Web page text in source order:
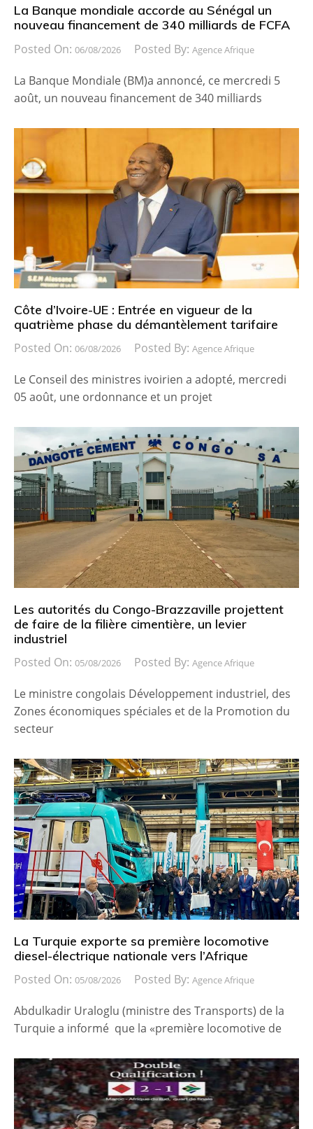
La Banque mondiale accorde au Sénégal un
nouveau financement de 340 milliards de FCFA
Posted On: 06/08/2026 Posted By: Agence Afrique
La Banque Mondiale (BM)a annoncé, ce mercredi 5
août, un nouveau financement de 340 milliards
Côte d’Ivoire-UE : Entrée en vigueur de la
quatrième phase du démantèlement tarifaire
Posted On: 06/08/2026 Posted By: Agence Afrique
Le Conseil des ministres ivoirien a adopté, mercredi
05 août, une ordonnance et un projet
Les autorités du Congo-Brazzaville projettent
de faire de la filière cimentière, un levier
industriel
Posted On: 05/08/2026 Posted By: Agence Afrique
Le ministre congolais Développement industriel, des
Zones économiques spéciales et de la Promotion du
secteur
La Turquie exporte sa première locomotive
diesel-électrique nationale vers l’Afrique
Posted On: 05/08/2026 Posted By: Agence Afrique
Abdulkadir Uraloglu (ministre des Transports) de la
Turquie a informé que la «première locomotive de